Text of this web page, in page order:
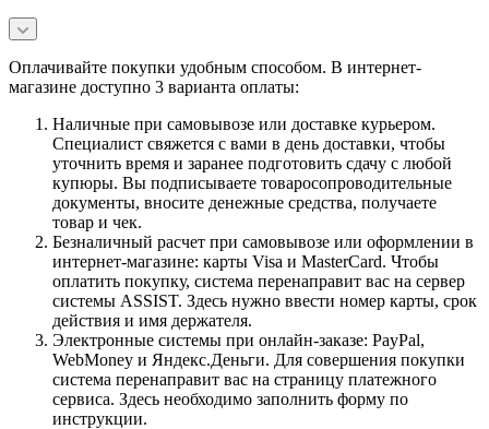
Оплачивайте покупки удобным способом. В интернет-
магазине доступно 3 варианта оплаты:
Наличные при самовывозе или доставке курьером.
Специалист свяжется с вами в день доставки, чтобы
уточнить время и заранее подготовить сдачу с любой
купюры. Вы подписываете товаросопроводительные
документы, вносите денежные средства, получаете
товар и чек.
Безналичный расчет при самовывозе или оформлении в
интернет-магазине: карты Visa и MasterCard. Чтобы
оплатить покупку, система перенаправит вас на сервер
системы ASSIST. Здесь нужно ввести номер карты, срок
действия и имя держателя.
Электронные системы при онлайн-заказе: PayPal,
WebMoney и Яндекс.Деньги. Для совершения покупки
система перенаправит вас на страницу платежного
сервиса. Здесь необходимо заполнить форму по
инструкции.